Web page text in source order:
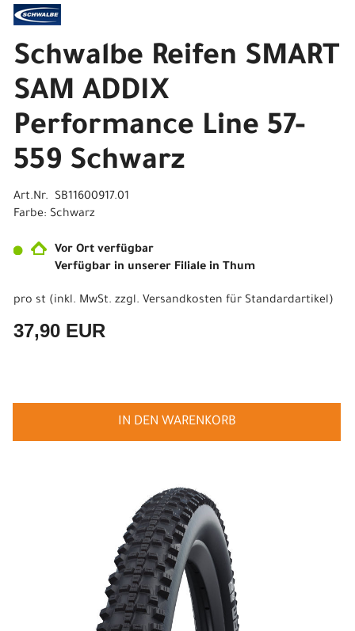
Schwalbe Reifen SMART
SAM ADDIX
Performance Line 57-
559 Schwarz
Art.Nr. SB11600917.01
Farbe: Schwarz
Vor Ort verfügbar
Verfügbar in unserer Filiale in Thum
pro st (inkl. MwSt. zzgl. Versandkosten für Standardartikel)
37,90 EUR
IN DEN WARENKORB